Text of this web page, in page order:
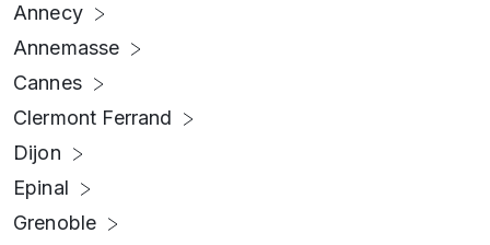
Annecy
Annemasse
Cannes
Clermont Ferrand
Dijon
Epinal
Grenoble